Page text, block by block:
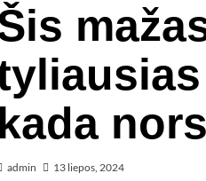
kada
admin 13 liepos, 2024